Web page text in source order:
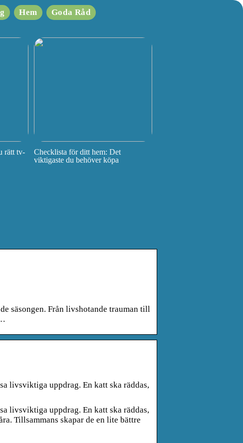
Hem Goda Råd
rätt tv-
Checklista för ditt hem: Det
viktigaste du behöver köpa
säsongen. Från livshotande trauman till
livsviktiga uppdrag. En katt ska räddas,
livsviktiga uppdrag. En katt ska räddas,
Tillsammans skapar de en lite bättre